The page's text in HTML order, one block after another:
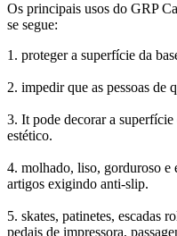
Os principais usos do GRP
se segue:
1. proteger a superfície da
2. impedir que as pessoas de
3. It pode decorar a superfície
estético.
4. molhado, liso, gorduroso e
artigos exigindo anti-slip.
5. skates, patinetes, escadas
pedais de impressora,